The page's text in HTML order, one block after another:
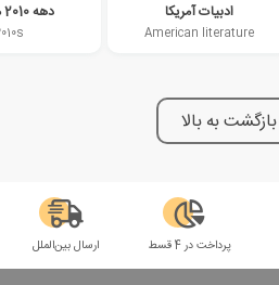
ادبیات آمریکا
American literature
دهه 2010 میلادی
بازگشت به بالا
پرداخت در 4 قسط ارسال بین‌الملل